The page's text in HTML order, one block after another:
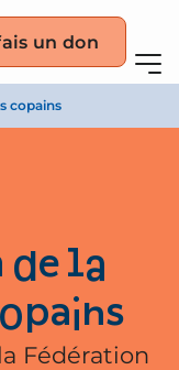
un don
copains
de la
Fédération